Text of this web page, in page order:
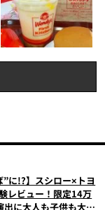
”に!?】スシロー×トヨ
レビュー！限定14万
に大人も子供も大興